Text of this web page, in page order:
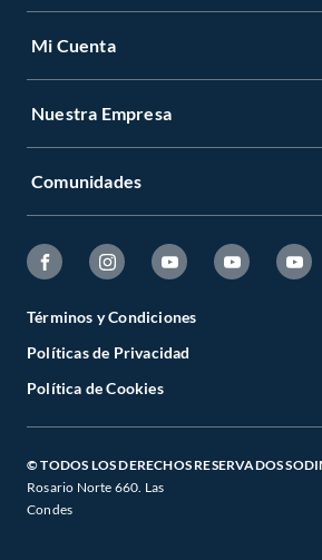
Mi Cuenta
Nuestra Empresa
Comunidades
Términos y Condiciones
Políticas de Privacidad
Política de Cookies
© TODOS LOS DERECHOS RESERVADOS
Rosario Norte 660. Las
Condes